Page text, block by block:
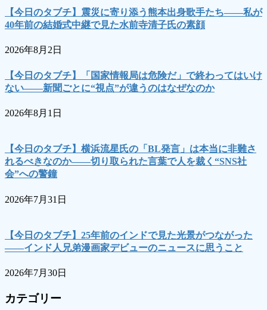
【今日のタブチ】震災に寄り添う熊本出身歌手たち――私が
40年前の結婚式中継で見た水前寺清子氏の素顔
2026年8月2日
【今日のタブチ】「国家情報局は危険だ」で終わってはいけ
ない――新聞ごとに“視点”が違うのはなぜなのか
2026年8月1日
【今日のタブチ】横浜流星氏の「BL発言」は本当に非難さ
れるべきなのか――切り取られた言葉で人を裁く“SNS社
会”への警鐘
2026年7月31日
【今日のタブチ】25年前のインドで見た光景がつながった
――インド人兄弟漫画家デビューのニュースに思うこと
2026年7月30日
カテゴリー